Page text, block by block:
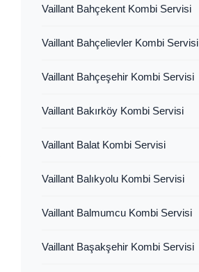
Vaillant Bahçekent Kombi Servisi
Vaillant Bahçelievler Kombi Servisi
Vaillant Bahçeşehir Kombi Servisi
Vaillant Bakırköy Kombi Servisi
Vaillant Balat Kombi Servisi
Vaillant Balıkyolu Kombi Servisi
Vaillant Balmumcu Kombi Servisi
Vaillant Başakşehir Kombi Servisi